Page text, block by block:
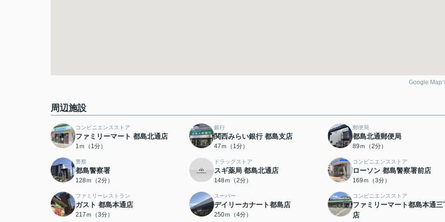
Google Map
周辺施設
コンビニエンスストア
ファミリーマート 都島北通店
1ｍ（1分）
銀行
関西みらい銀行 都島支店
47ｍ（1分）
郵便局
都島北通郵便局
89ｍ（2分）
警察
都島警察署
128ｍ（2分）
ドラッグストア
スギ薬局 都島北通店
148ｍ（2分）
コンビニエンスストア
ローソン 都島警察署前店
169ｍ（3分）
ファミリーレストラン
ガスト 都島本通店
217ｍ（3分）
スーパー
デイリーカナート都島店
250ｍ（4分）
コンビニエンスストア
ファミリーマート都島本通三
店